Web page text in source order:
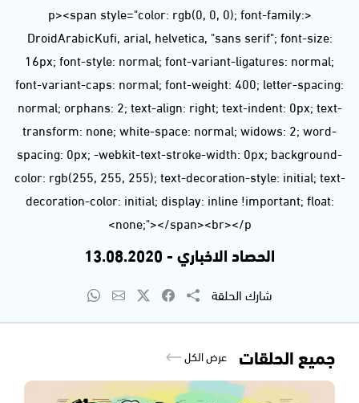
<p><span style="color: rgb(0, 0, 0); font-family:
DroidArabicKufi, arial, helvetica, "sans serif"; font-size:
16px; font-style: normal; font-variant-ligatures: normal;
font-variant-caps: normal; font-weight: 400; letter-spacing:
normal; orphans: 2; text-align: right; text-indent: 0px; text-
transform: none; white-space: normal; widows: 2; word-
spacing: 0px; -webkit-text-stroke-width: 0px; background-
color: rgb(255, 255, 255); text-decoration-style: initial; text-
decoration-color: initial; display: inline !important; float:
none;"></span><br></p>
الحصاد الاخباري - 13.08.2020
شارك الحلقة
جميع الحلقات عرض الكل